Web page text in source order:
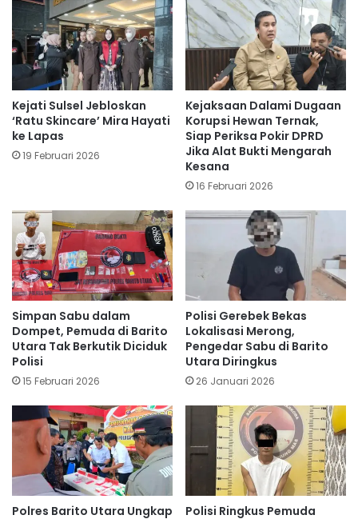
Kejati Sulsel Jebloskan
‘Ratu Skincare’ Mira Hayati
ke Lapas
19 Februari 2026
Kejaksaan Dalami Dugaan
Korupsi Hewan Ternak,
Siap Periksa Pokir DPRD
Jika Alat Bukti Mengarah
Kesana
16 Februari 2026
Simpan Sabu dalam
Dompet, Pemuda di Barito
Utara Tak Berkutik Diciduk
Polisi
15 Februari 2026
Polisi Gerebek Bekas
Lokalisasi Merong,
Pengedar Sabu di Barito
Utara Diringkus
26 Januari 2026
Polres Barito Utara Ungkap
Polisi Ringkus Pemuda